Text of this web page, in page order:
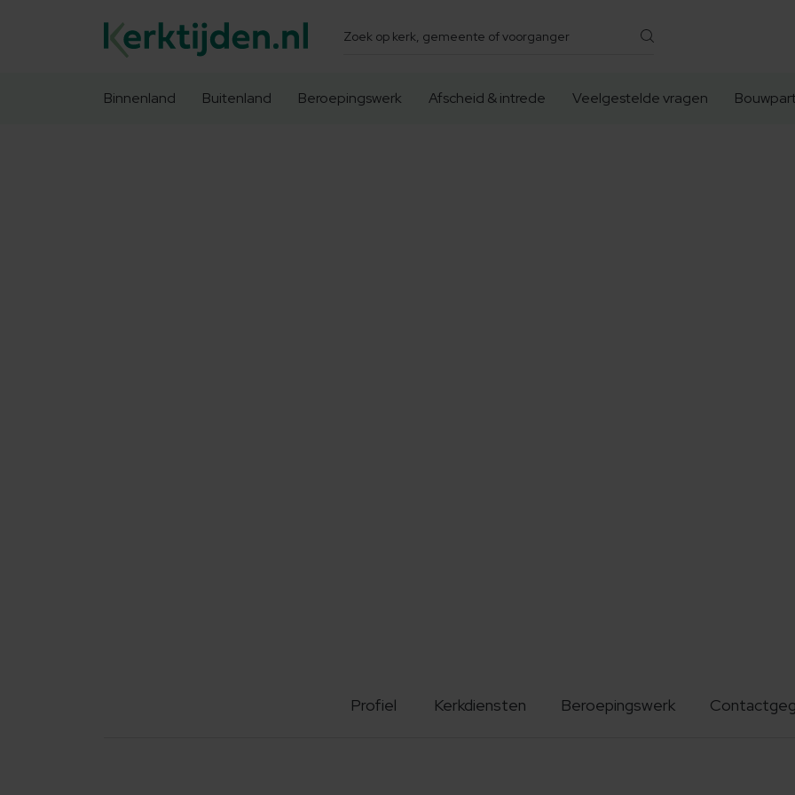
Zoeken
Binnenland Buitenland Beroepingswerk Afscheid & intrede Veelgestelde vragen
Profiel Kerkdiensten Beroepingswerk